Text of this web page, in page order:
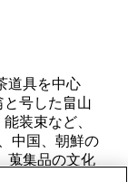
道具を中心
号した畠山
装束など、
中国、朝鮮の
蒐集品の文化